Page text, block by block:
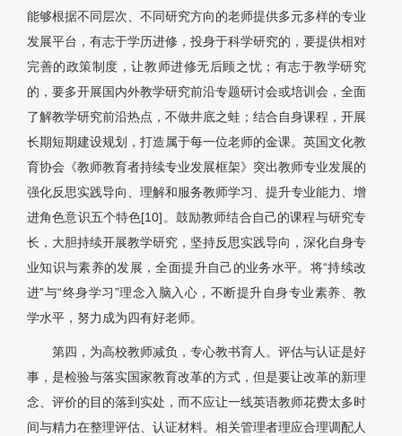
能够根据不同层次、不同研究方向的老师提供多元多样的专业
发展平台，有志于学历进修，投身于科学研究的，要提供相对
完善的政策制度，让教师进修无后顾之忧；有志于教学研究
的，要多开展国内外教学研究前沿专题研讨会或培训会，全面
了解教学研究前沿热点，不做井底之蛙；结合自身课程，开展
长期短期建设规划，打造属于每一位老师的金课。英国文化教
育协会《教师教育者持续专业发展框架》突出教师专业发展的
强化反思实践导向、理解和服务教师学习、提升专业能力、增
进角色意识五个特色[10]。鼓励教师结合自己的课程与研究专
长，大胆持续开展教学研究，坚持反思实践导向，深化自身专
业知识与素养的发展，全面提升自己的业务水平。将“持续改
进”与“终身学习”理念入脑入心，不断提升自身专业素养、教
学水平，努力成为四有好老师。
第四，为高校教师减负，专心教书育人。评估与认证是好
事，是检验与落实国家教育改革的方式，但是要让改革的新理
念、评价的目的落到实处，而不应让一线英语教师花费太多时
间与精力在整理评估、认证材料。相关管理者理应合理调配人